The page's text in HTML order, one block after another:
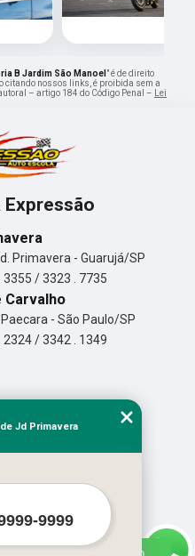
B Jardim São Manoel " é de direito
citando nossos links, é proibida sem a
– artigo 184 do Código Penal –
Lei
Primavera - Guarujá/SP
/ 3323 . 7735
Carvalho
- São Paulo/SP
/ 3342 . 1349
site
Jd Primavera